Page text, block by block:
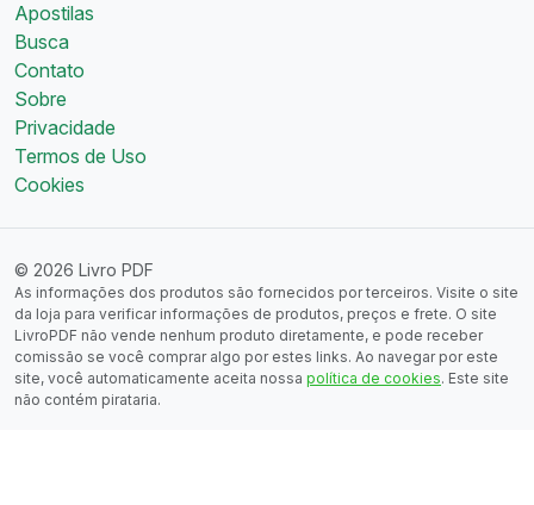
Apostilas
Busca
Contato
Sobre
Privacidade
Termos de Uso
Cookies
© 2026 Livro PDF
As informações dos produtos são fornecidos por terceiros. Visite o site
da loja para verificar informações de produtos, preços e frete. O site
LivroPDF não vende nenhum produto diretamente, e pode receber
comissão se você comprar algo por estes links. Ao navegar por este
site, você automaticamente aceita nossa política de cookies. Este site
não contém pirataria.